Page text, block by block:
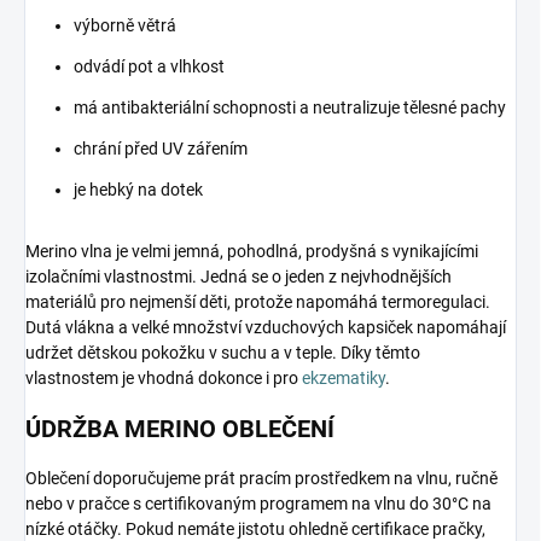
výborně větrá
odvádí pot a vlhkost
má antibakteriální schopnosti a neutralizuje tělesné pachy
chrání před UV zářením
je hebký na dotek
Merino vlna je velmi jemná, pohodlná, prodyšná s vynikajícími
izolačními vlastnostmi. Jedná se o jeden z nejvhodnějších
materiálů pro nejmenší děti, protože napomáhá termoregulaci.
Dutá vlákna a velké množství vzduchových kapsiček napomáhají
udržet dětskou pokožku v suchu a v teple. Díky těmto
vlastnostem je vhodná dokonce i proekzematiky.
ÚDRŽBA MERINO OBLEČENÍ
Oblečení doporučujeme prát pracím prostředkem na vlnu, ručně
nebo v pračce s certifikovaným programem na vlnu do 30°C na
nízké otáčky. Pokud nemáte jistotu ohledně certifikace pračky,